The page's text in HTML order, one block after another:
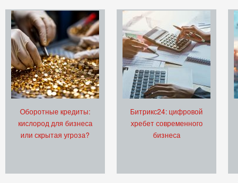
Оборотные кредиты:
кислород для бизнеса
или скрытая угроза?
Битрикс24: цифровой
хребет современного
бизнеса